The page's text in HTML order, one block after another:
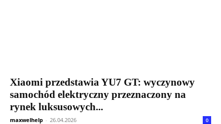
Xiaomi przedstawia YU7 GT: wyczynowy
samochód elektryczny przeznaczony na
rynek luksusowych...
maxwelhelp - 26.04.2026 0